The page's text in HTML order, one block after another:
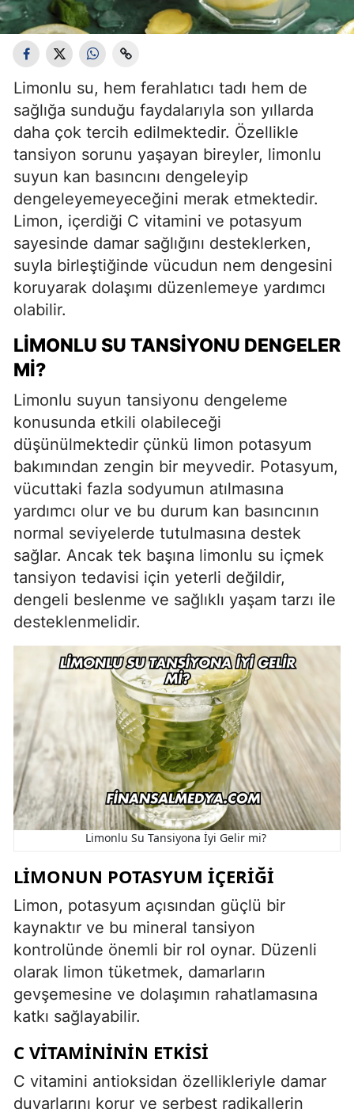
Limonlu su, hem ferahlatıcı tadı hem de
sağlığa sunduğu faydalarıyla son yıllarda
daha çok tercih edilmektedir. Özellikle
tansiyon sorunu yaşayan bireyler, limonlu
suyun kan basıncını dengeleyip
dengeleyemeyeceğini merak etmektedir.
Limon, içerdiği C vitamini ve potasyum
sayesinde damar sağlığını desteklerken,
suyla birleştiğinde vücudun nem dengesini
koruyarak dolaşımı düzenlemeye yardımcı
olabilir.
LIMONLU SU TANSIYONU DENGELER
MI?
Limonlu suyun tansiyonu dengeleme
konusunda etkili olabileceği
düşünülmektedir çünkü limon potasyum
bakımından zengin bir meyvedir. Potasyum,
vücuttaki fazla sodyumun atılmasına
yardımcı olur ve bu durum kan basıncının
normal seviyelerde tutulmasına destek
sağlar. Ancak tek başına limonlu su içmek
tansiyon tedavisi için yeterli değildir,
dengeli beslenme ve sağlıklı yaşam tarzı ile
desteklenmelidir.
Limonlu Su Tansiyona İyi Gelir mi?
LIMONUN POTASYUM İÇERIĞI
Limon, potasyum açısından güçlü bir
kaynaktır ve bu mineral tansiyon
kontrolünde önemli bir rol oynar. Düzenli
olarak limon tüketmek, damarların
gevşemesine ve dolaşımın rahatlamasına
katkı sağlayabilir.
C VITAMINININ ETKISI
C vitamini antioksidan özellikleriyle damar
duvarlarını korur ve serbest radikallerin